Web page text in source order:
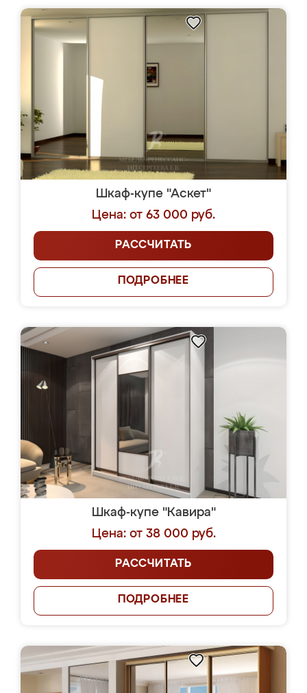
Шкаф-купе "Аскет"
Цена: от 63 000 руб.
РАССЧИТАТЬ
ПОДРОБНЕЕ
Шкаф-купе "Кавира"
Цена: от 38 000 руб.
РАССЧИТАТЬ
ПОДРОБНЕЕ